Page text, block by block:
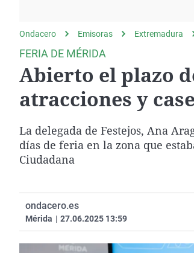
gato
Negra
Ondacero Emisoras Extremadura
FERIA DE MÉRIDA
Abierto el plazo
atracciones y
La delegada de Festejos, Ana
días de feria en la zona que
Ciudadana
ondacero.es
Mérida | 27.06.2025 13:59